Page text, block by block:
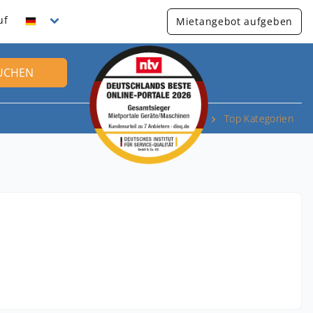
Mietangebot aufgeben
Top Kategorien